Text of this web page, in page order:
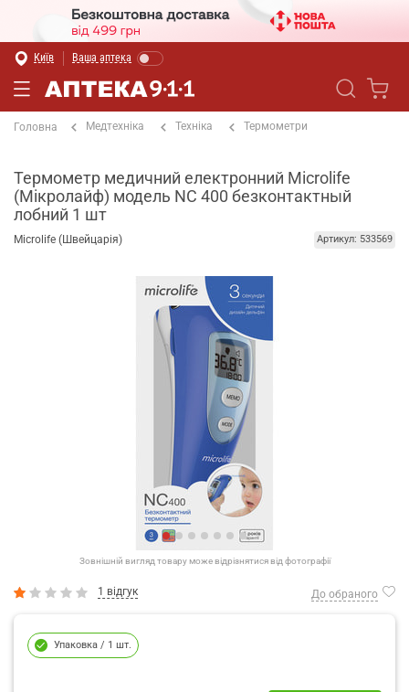
Київ Ваша аптека
Головна Медтехніка Техніка Термометри
Термометр медичний електронний Microlife
(Мікролайф) модель NC 400 безконтактный
лобний 1 шт
Microlife (Швейцарія) Артикул: 533569
Зовнішній вигляд товару може відрізнятися від фотографії
1 відгук До обраного
Упаковка / 1 шт.